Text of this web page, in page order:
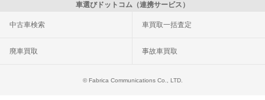
車選びドットコム（連携サービス）
中古車検索 車買取一括査定
廃車買取 事故車買取
© Fabrica Communications Co., LTD.